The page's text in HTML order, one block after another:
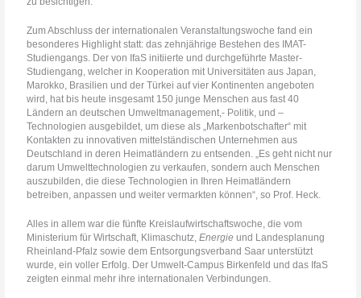
Zum Abschluss der internationalen Veranstaltungswoche fand ein
besonderes Highlight statt: das zehnjährige Bestehen des IMAT-
Studiengangs. Der von IfaS initiierte und durchgeführte Master-
Studiengang, welcher in Kooperation mit Universitäten aus Japan,
Marokko, Brasilien und der Türkei auf vier Kontinenten angeboten
wird, hat bis heute insgesamt 150 junge Menschen aus fast 40
Ländern an deutschen Umweltmanagement,- Politik, und –
Technologien ausgebildet, um diese als „Markenbotschafter“ mit
Kontakten zu innovativen mittelständischen Unternehmen aus
Deutschland in deren Heimatländern zu entsenden. „Es geht nicht nur
darum Umwelttechnologien zu verkaufen, sondern auch Menschen
auszubilden, die diese Technologien in Ihren Heimatländern
betreiben, anpassen und weiter vermarkten können“, so Prof. Heck.
Alles in allem war die fünfte Kreislaufwirtschaftswoche, die vom
Ministerium für Wirtschaft, Klimaschutz,Energie und Landesplanung
Rheinland-Pfalz sowie dem Entsorgungsverband Saar unterstützt
wurde, ein voller Erfolg. Der Umwelt-Campus Birkenfeld und das IfaS
zeigten einmal mehr ihre internationalen Verbindungen.